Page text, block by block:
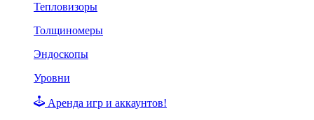
Тепловизоры
Толщиномеры
Эндоскопы
Уровни
Аренда игр и аккаунтов!